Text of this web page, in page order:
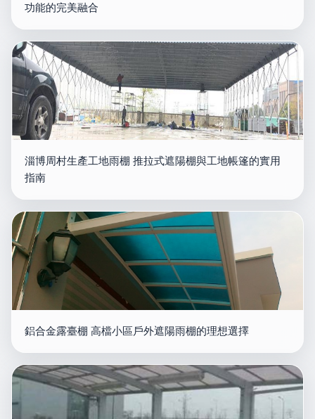
功能的完美融合
淄博周村生產工地雨棚 推拉式遮陽棚與工地帳篷的實用
指南
鋁合金露臺棚 高檔小區戶外遮陽雨棚的理想選擇